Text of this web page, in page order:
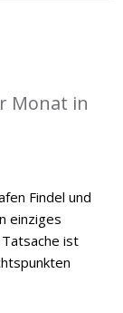
Monat in
Findel und
einziges
ist